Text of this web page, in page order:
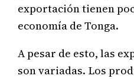
exportación tienen
economía de Tonga.
A pesar de esto, las
son variadas. Los